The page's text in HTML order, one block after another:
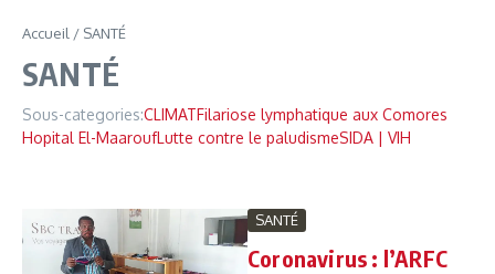
Accueil / SANTÉ
SANTÉ
Sous-categories:CLIMATFilariose lymphatique aux Comores
Hopital El-MaaroufLutte contre le paludismeSIDA | VIH
SANTÉ
Coronavirus : l’ARFC